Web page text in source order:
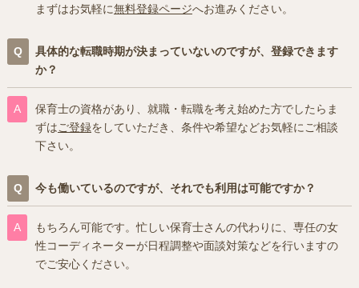
まずはお気軽に無料登録ページへお進みください。
具体的な転職時期が決まっていないのですが、登録できます
か？
保育士の資格があり、就職・転職を考え始めた方でしたらま
ずはご登録をしていただき、条件や希望などお気軽にご相談
下さい。
今も働いているのですが、それでも利用は可能ですか？
もちろん可能です。忙しい保育士さんの代わりに、専任の女
性コーディネーターが日程調整や面談対策などを行いますの
でご安心ください。